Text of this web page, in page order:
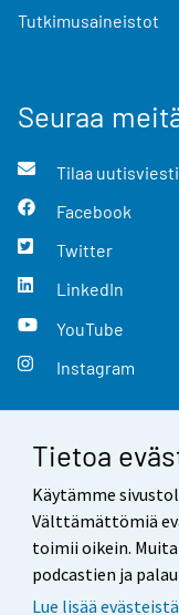
Tietoa
Käytämme
Välttämättömiä
toimii oikein.
podcastien ja
Lue lisää
Tutkimusaineistot
Seuraa
Tilaa uutisviesti
Facebook
Twitter
LinkedIn
YouTube
Instagram
Yhteystiedot
Palaute
Käyttöehdot